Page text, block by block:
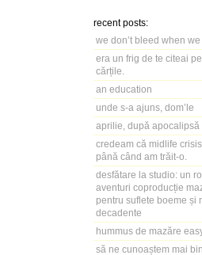
recent posts:
we don’t bleed when we
era un frig de te citeai
cărțile.
an education
unde s-a ajuns, dom’le
aprilie, după apocalipsă
credeam că midlife
până când am trăit-o.
desfătare la studio: un
aventuri coproducție
pentru suflete boeme și
decadente
hummus de mazăre
să ne cunoaștem mai